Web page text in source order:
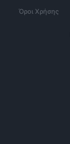
Όροι Χρήσης